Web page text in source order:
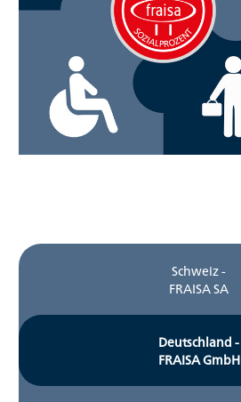
Schweiz -
FRAISA SA
Deutschland -
FRAISA GmbH